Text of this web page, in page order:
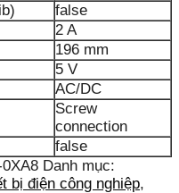
false
2 A
196 mm
5 V
AC/DC
Screw
connection
false
Danh mục:
bị điện công nghiệp,